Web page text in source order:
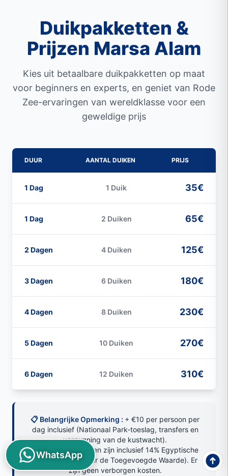
Duikpakketten &
Prijzen Marsa Alam
Kies uit betaalbare duikpakketten op maat
voor beginners en experts, en geniet van Rode
Zee-ervaringen van wereldklasse voor een
geweldige prijs
DUUR AANTAL DUIKEN PRIJS
1 Dag 1 Duik 35€
1 Dag 2 Duiken 65€
2 Dagen 4 Duiken 125€
3 Dagen 6 Duiken 180€
4 Dagen 8 Duiken 230€
5 Dagen 10 Duiken 270€
6 Dagen 12 Duiken 310€
📋 Belangrijke Opmerking : + €10 per persoon per
dag inclusief (Nationaal Park-toeslag, transfers en
vergunning van de kustwacht).
Alle vermelde prijzen zijn inclusief 14% Egyptische
btw (Belasting over de Toegevoegde Waarde). Er
zijn geen verborgen kosten.
WhatsApp